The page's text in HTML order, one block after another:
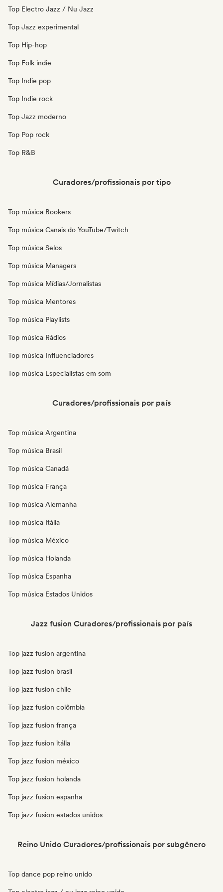
Top Electro Jazz / Nu Jazz
Top Jazz experimental
Top Hip-hop
Top Folk indie
Top Indie pop
Top Indie rock
Top Jazz moderno
Top Pop rock
Top R&B
Curadores/profissionais por tipo
Top música Bookers
Top música Canais do YouTube/Twitch
Top música Selos
Top música Managers
Top música Mídias/Jornalistas
Top música Mentores
Top música Playlists
Top música Rádios
Top música Influenciadores
Top música Especialistas em som
Curadores/profissionais por país
Top música Argentina
Top música Brasil
Top música Canadá
Top música França
Top música Alemanha
Top música Itália
Top música México
Top música Holanda
Top música Espanha
Top música Estados Unidos
Jazz fusion Curadores/profissionais por país
Top jazz fusion argentina
Top jazz fusion brasil
Top jazz fusion chile
Top jazz fusion colômbia
Top jazz fusion frança
Top jazz fusion itália
Top jazz fusion méxico
Top jazz fusion holanda
Top jazz fusion espanha
Top jazz fusion estados unidos
Reino Unido Curadores/profissionais por subgênero
Top dance pop reino unido